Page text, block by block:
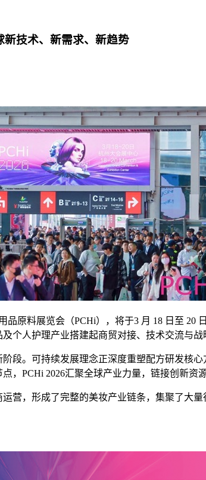
技术、新需求、新趋势
原料展览会（PCHi），将于3 月 18 日至 20
个人护理产业搭建起商贸对接、技术交流与战
段。可持续发展理念正深度重塑配方研发核
PCHi 2026汇聚全球产业力量，链接创新资
营，形成了完整的美妆产业链条，集聚了大